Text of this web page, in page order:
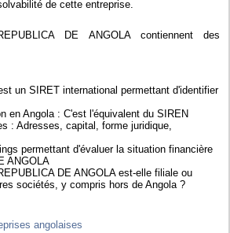
de cette entreprise.
DE ANGOLA contiennent des
un SIRET international permettant d'identifier
en Angola : C'est l'équivalent du SIREN
: Adresses, capital, forme juridique,
permettant d'évaluer la situation financière
ANGOLA
DE ANGOLA est-elle filiale ou
sociétés, y compris hors de Angola ?
angolaises